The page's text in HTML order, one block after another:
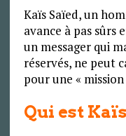
Kaïs Saïed, un
avance à pas
un messager qui
réservés, ne peut
pour une « mission
Qui est